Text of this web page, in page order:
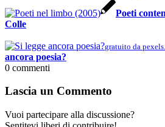
Poeti
Colle
gratuito da
ancora poesia?
0 commenti
Lascia un Commento
Vuoi partecipare alla discussione?